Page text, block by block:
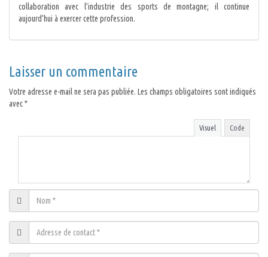
collaboration avec l’industrie des sports de montagne; il continue
aujourd’hui à exercer cette profession.
Laisser un commentaire
Votre adresse e-mail ne sera pas publiée. Les champs obligatoires sont indiqués
avec*
Visuel Code